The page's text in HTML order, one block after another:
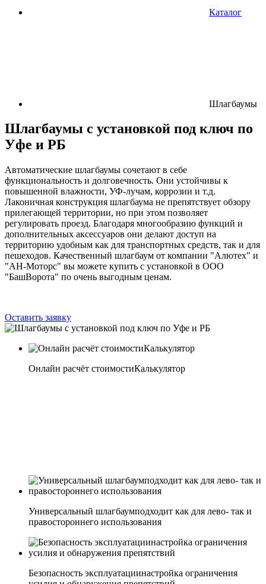
Каталог
Шлагбаумы
Шлагбаумы с установкой под ключ по
Уфе и РБ
Автоматические шлагбаумы сочетают в себе
функциональность и долговечность. Они устойчивы к
повышенной влажности, УФ-лучам, коррозии и т.д.
Лаконичная конструкция шлагбаума не препятствует обзору
прилегающей территории, но при этом позволяет
регулировать проезд. Благодаря многообразию функций и
дополнительных аксессуаров они делают доступ на
территорию удобным как для транспортных средств, так и для
пешеходов. Качественный шлагбаум от компании "Алютех" и
"АН-Моторс" вы можете купить с установкой в ООО
"БашВорота" по очень выгодным ценам.
Оставить заявку
Онлайн расчёт стоимостиКалькулятор
Универсальный шлагбаумподходит как для лево- так и
правостороннего использования
Безопасность эксплуатациинастройка ограничения